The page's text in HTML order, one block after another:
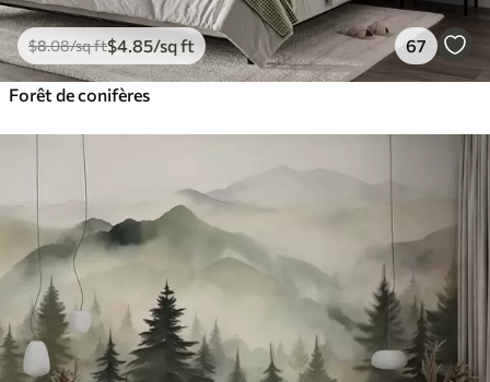
$8.08/sq ft$4 .85/sq ft 67
Forêt de conifères